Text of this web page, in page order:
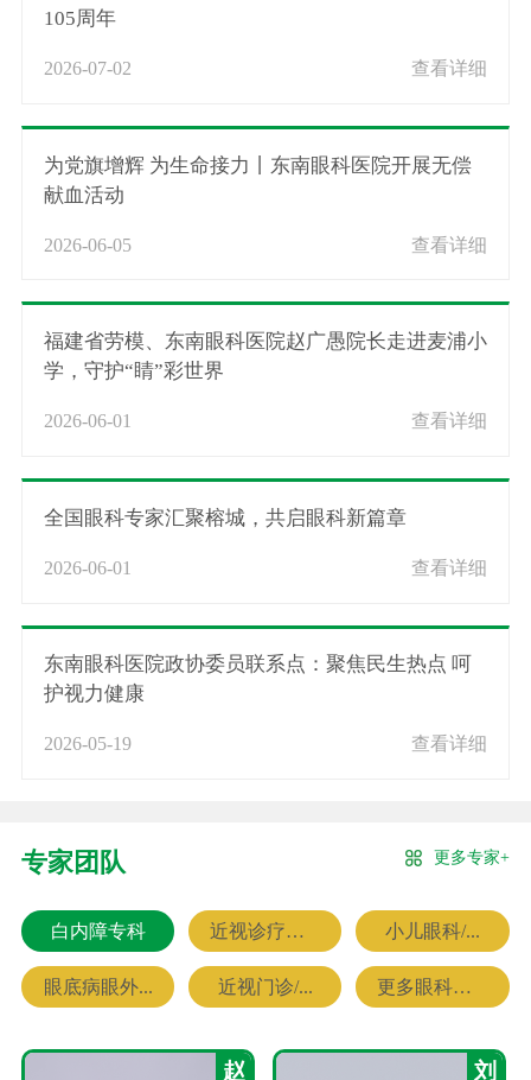
105周年
2026-07-02 查看详细
为党旗增辉 为生命接力丨东南眼科医院开展无偿
献血活动
2026-06-05 查看详细
福建省劳模、东南眼科医院赵广愚院长走进麦浦小
学，守护“睛”彩世界
2026-06-01 查看详细
全国眼科专家汇聚榕城，共启眼科新篇章
2026-06-01 查看详细
东南眼科医院政协委员联系点：聚焦民生热点 呵
护视力健康
2026-05-19 查看详细
专家团队 更多专家+
白内障专科 近视诊疗专科 小儿眼科/...
眼底病眼外... 近视门诊/... 更多眼科专家
赵
刘